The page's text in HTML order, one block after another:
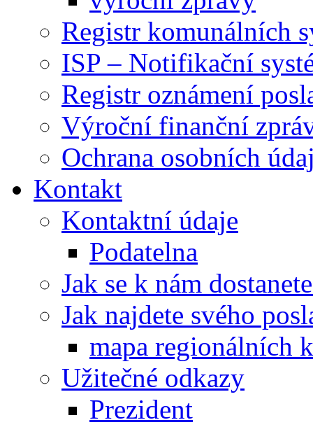
Registr komunálních
ISP – Notifikační
Registr oznámení
Výroční finanční
Ochrana osobních
Kontakt
Kontaktní údaje
Podatelna
Jak se k nám
Jak najdete svého
mapa regionálních
Užitečné odkazy
Prezident